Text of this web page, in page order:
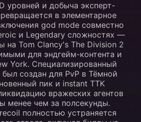
уровней и добыча эксперт-
в элементарное
god mode совместно
и Legendary сложностях —
на Tom Clancy's The Division 2
для эндгейм-контента и
York. Специализированный
создан для PvP в Тёмной
пик и instant TTK
вражеских агентов
менее чем за полсекунды.
полностью устраняется